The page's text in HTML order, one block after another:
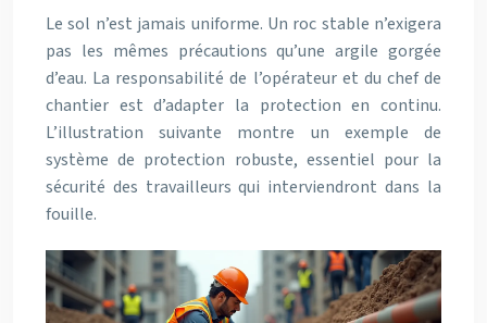
Le sol n’est jamais uniforme. Un roc stable n’exigera
pas les mêmes précautions qu’une argile gorgée
d’eau. La responsabilité de l’opérateur et du chef de
chantier est d’adapter la protection en continu.
L’illustration suivante montre un exemple de
système de protection robuste, essentiel pour la
sécurité des travailleurs qui interviendront dans la
fouille.